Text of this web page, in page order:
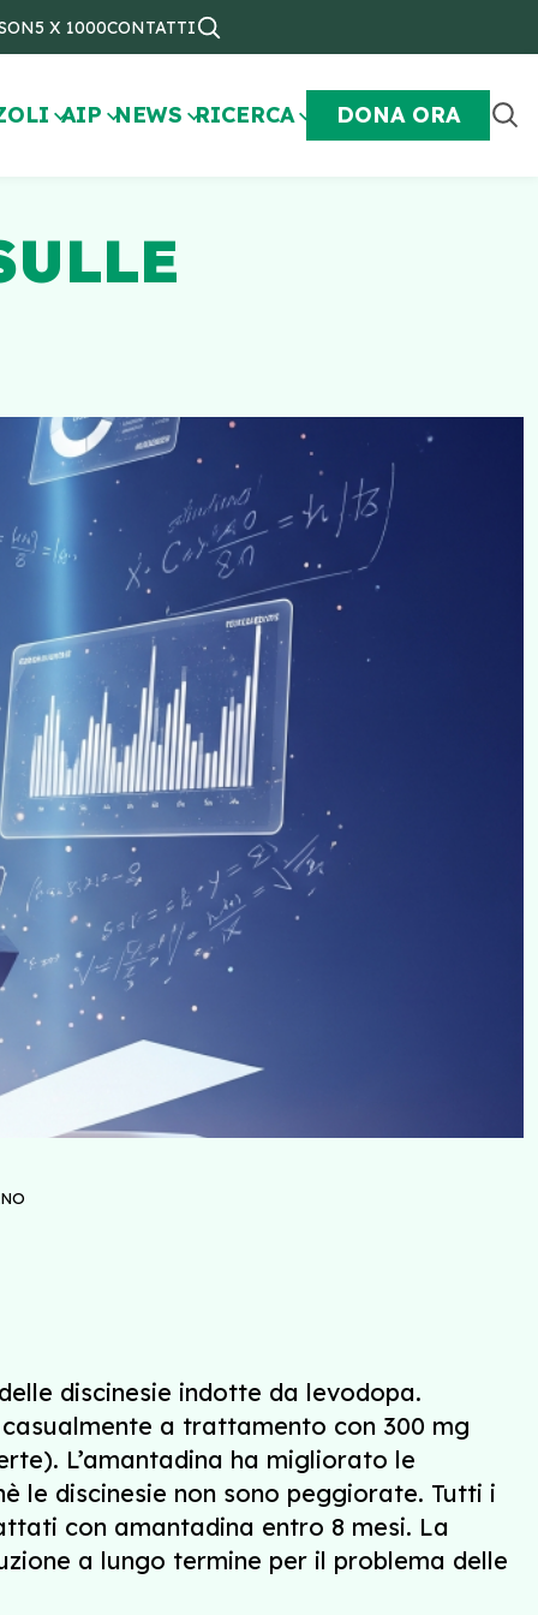
5 X 1000CONTATTI
AIP NEWS RICERCA DONA ORA
discinesie indotte da levodopa.
a trattamento con 300 mg
L’amantadina ha migliorato le
le discinesie non sono peggiorate. Tutti i
con amantadina entro 8 mesi. La
a lungo termine per il problema delle